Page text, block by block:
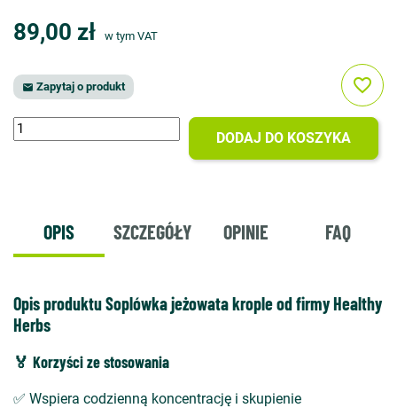
89,00 zł w tym VAT
 Zapytaj o produkt
DODAJ DO KOSZYKA
favorite_border
OPIS SZCZEGÓŁY OPINIE FAQ
Opis produktu Soplówka jeżowata krople od firmy Healthy
Herbs
🏅 Korzyści ze stosowania
✅ Wspiera codzienną koncentrację i skupienie